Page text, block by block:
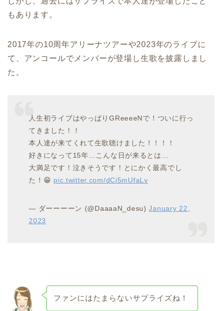
もあります。
2017年の10周年アリーナツアーや2023年のライブに
て、アンコールでメンバーが登場し生歌を披露しまし
た。
人生初ライブはやっぱりGReeeeNで！ついに行っ
てきました！！
本人達が来てくれて生歌聴けました！！！！
好きになって15年…こんな日が来るとは…
大満足です！泣きそうです！とにかく最高でし
た！😁 pic.twitter.com/dCi5mUfaLv
— ダーーーーン (@DaaaaN_desu)January 22,
2023
ファンにはたまらないサプライズね！